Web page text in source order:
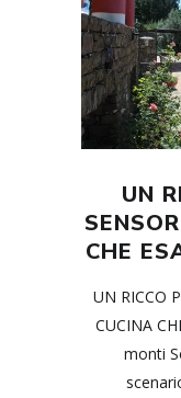
UN
CHE
UN RICCO
CUCINA
monti